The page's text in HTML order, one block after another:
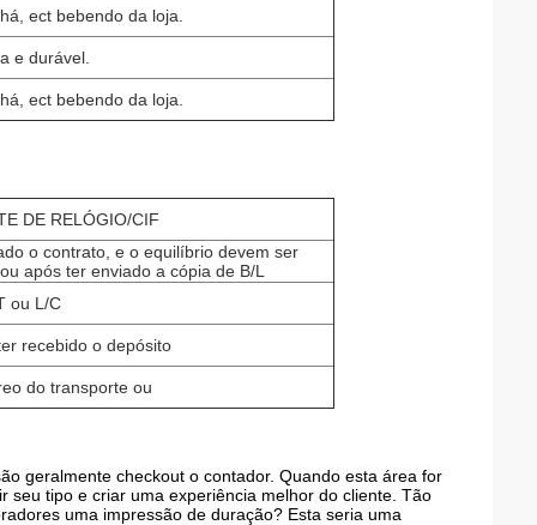
ect bebendo da loja.
e durável.
ect bebendo da loja.
DE RELÓGIO/CIF
o contrato, e o equilíbrio devem ser
após ter enviado a cópia de B/L
ou L/C
recebido o depósito
do transporte ou
geralmente checkout o contador. Quando esta área for
seu tipo e criar uma experiência melhor do cliente. Tão
uma impressão de duração? Esta seria uma